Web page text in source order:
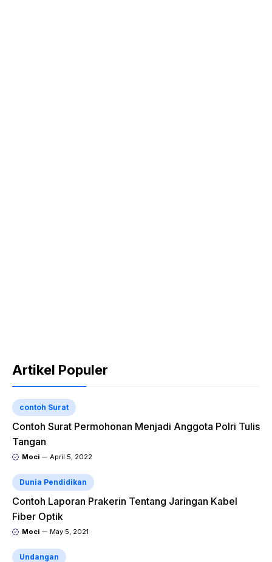
Artikel Populer
contoh Surat
Contoh Surat Permohonan Menjadi Anggota Polri Tulis
Tangan
Moci April 5, 2022
Dunia Pendidikan
Contoh Laporan Prakerin Tentang Jaringan Kabel
Fiber Optik
Moci May 5, 2021
Undangan